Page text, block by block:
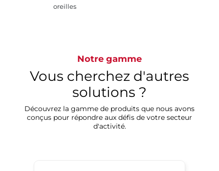
oreilles
Notre gamme
Vous cherchez d'autres
solutions ?
Découvrez la gamme de produits que nous avons
conçus pour répondre aux défis de votre secteur
d'activité.